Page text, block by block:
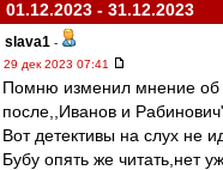
01.12.2023 - 31.12.2023
slava1 -
29 дек 2023 07:41
Помню изменил мнение об
после,,Иванов и
Вот детективы на слух не
Бубу опять же читать,нет